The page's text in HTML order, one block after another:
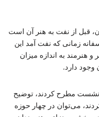
قبل از نفت به هنر آن است
زمانی که نفت آمد این
و هنرمند به اندازه میزان
وجود دارد.
نشست مطرح کردند، توضیح
می‌توان در چهار حوزه